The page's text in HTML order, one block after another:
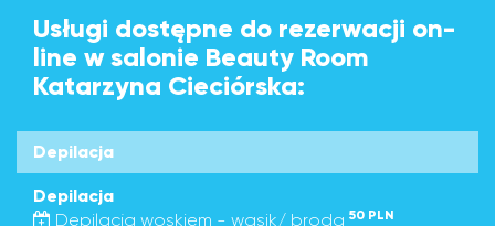
Usługi dostępne do rezerwacji on-
line w salonie Beauty Room
Katarzyna Cieciórska:
Depilacja
Depilacja
Depilacja woskiem - wąsik/ broda 50 PLN